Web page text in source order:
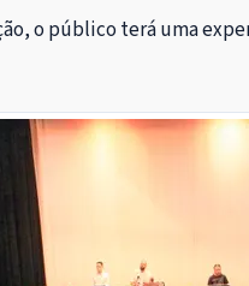
o público terá uma